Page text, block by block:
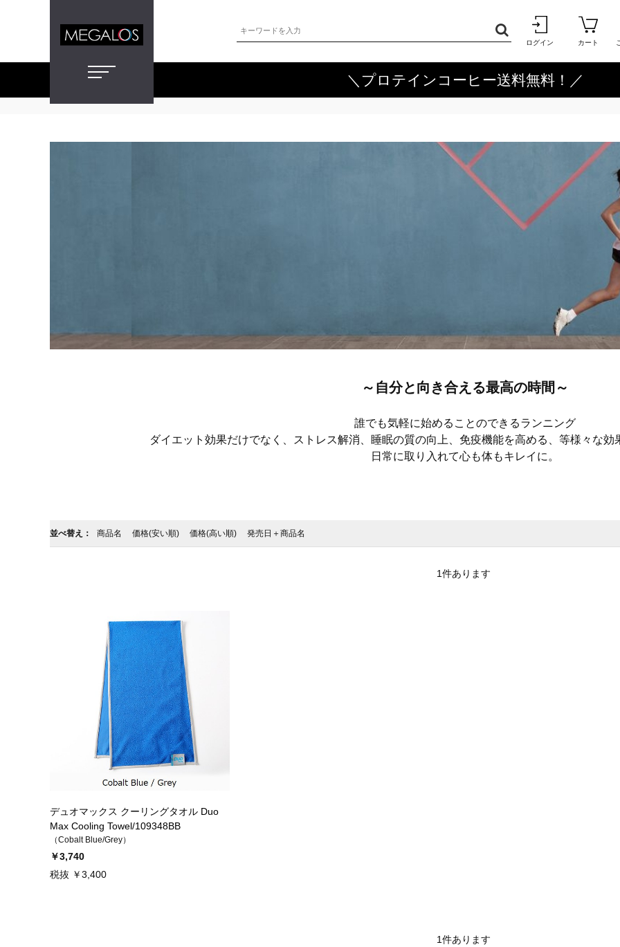
ログイン カート
＼プロテインコーヒー送料無料！／
～自分と向き合える最高の時間～
誰でも気軽に始めることのできるランニング
ダイエット効果だけでなく、ストレス解消、
睡眠の質の向上、免疫機能を高める、等様々な効
日常に取り入れて心も体もキレイに。
並べ替え： 商品名 価格(安い順) 価格(高い順) 発売日＋商品名
1件あります
デュオマックス クーリングタオル Duo
Max Cooling Towel/109348BB
（Cobalt Blue/Grey）
￥3,740
税抜 ￥3,400
1件あります